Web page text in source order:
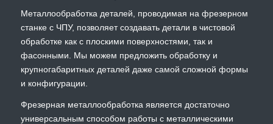
Металлообработка деталей, проводимая на фрезерном
станке с ЧПУ, позволяет создавать детали в чистовой
обработке как с плоскими поверхностями, так и
фасонными. Мы можем предложить обработку и
крупногабаритных деталей даже самой сложной формы
и конфигурации.
Фрезерная металлообработка является достаточно
универсальным способом работы с металлическими